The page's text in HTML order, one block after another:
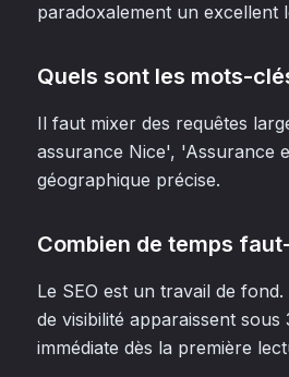
paradoxalement un excellent
Quels sont les mots-
Il faut mixer des requêtes
assurance Nice', 'Assurance
géographique précise.
Combien de temps
Le SEO est un travail de
de visibilité apparaissent
immédiate dès la première